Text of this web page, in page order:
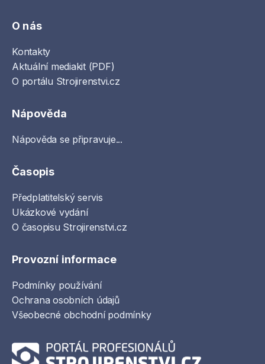
O nás
Kontakty
Aktuální mediakit (PDF)
O portálu Strojirenstvi.cz
Nápověda
Nápověda se připravuje...
Časopis
Předplatitelský servis
Ukázkové vydání
O časopisu Strojirenstvi.cz
Provozní informace
Podmínky používání
Ochrana osobních údajů
Všeobecné obchodní podmínky